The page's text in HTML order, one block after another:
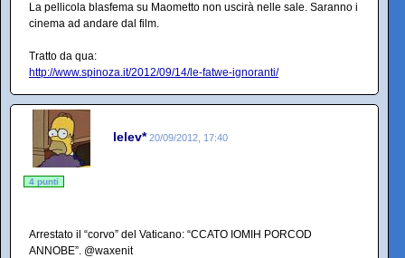
La pellicola blasfema su Maometto non uscirà nelle sale. Saranno i
cinema ad andare dal film.
Tratto da qua:
http://www.spinoza.it/2012/09/14/le-fatwe-ignoranti/
lelev* 20/09/2012, 17:40
4 punti
Arrestato il “corvo” del Vaticano: “CCATO IOMIH PORCOD
ANNOBE”. @waxenit